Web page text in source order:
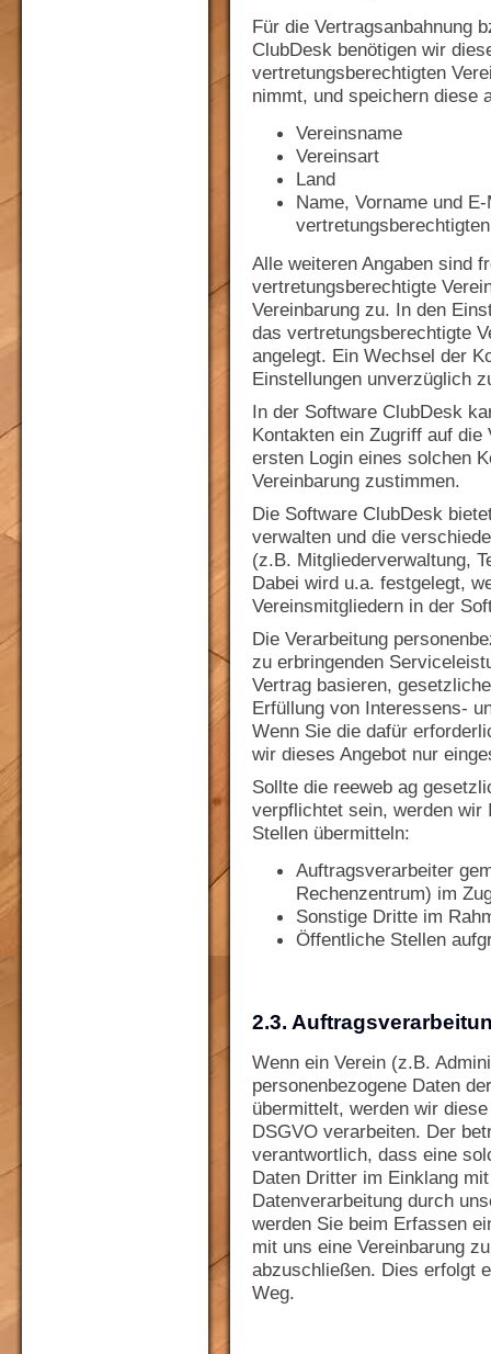
Für die Vertragsanbahnung
ClubDesk benötigen wir
vertretungsberechtigten
nimmt, und speichern diese
Vereinsname
Vereinsart
Land
Name, Vorname und
Alle weiteren Angaben sind
vertretungsberechtigte
Vereinbarung zu. In den
das vertretungsberechtigte
angelegt. Ein Wechsel der
Einstellungen unverzüglich
In der Software ClubDesk
Kontakten ein Zugriff auf
ersten Login eines solchen
Vereinbarung zustimmen.
Die Software ClubDesk
verwalten und die
(z.B. Mitgliederverwaltung,
Dabei wird u.a. festgelegt,
Vereinsmitgliedern in der
Die Verarbeitung
zu erbringenden
Vertrag basieren,
Erfüllung von Interessens-
Wenn Sie die dafür
wir dieses Angebot nur
Sollte die reeweb ag
verpflichtet sein, werden wir
Stellen übermitteln:
Auftragsverarbeiter
Rechenzentrum) im
Sonstige Dritte im
Öffentliche Stellen
2.3.
Wenn ein Verein (z.B.
personenbezogene Daten
übermittelt, werden wir
DSGVO verarbeiten. Der
verantwortlich, dass eine
Daten Dritter im Einklang
Datenverarbeitung durch
werden Sie beim Erfassen
mit uns eine Vereinbarung
abzuschließen. Dies erfolgt
Weg.